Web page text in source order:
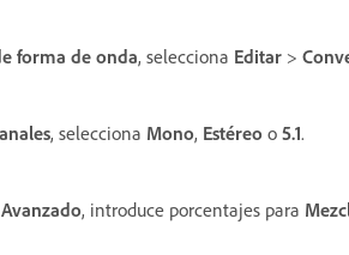
forma de onda, selecciona Editar >
, selecciona Mono, Estéreo o 5.1.
Avanzado, introduce porcentajes para